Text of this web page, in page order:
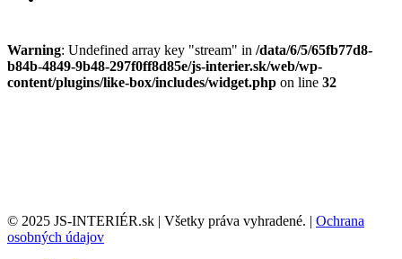
Warning: Undefined array key "stream" in /data/6/5/65fb77d8-
b84b-4849-9b48-297f0ff8d85e/js-interier.sk/web/wp-
content/plugins/like-box/includes/widget.php on line 32
© 2025 JS-INTERIÉR.sk | Všetky práva vyhradené. | Ochrana
osobných údajov